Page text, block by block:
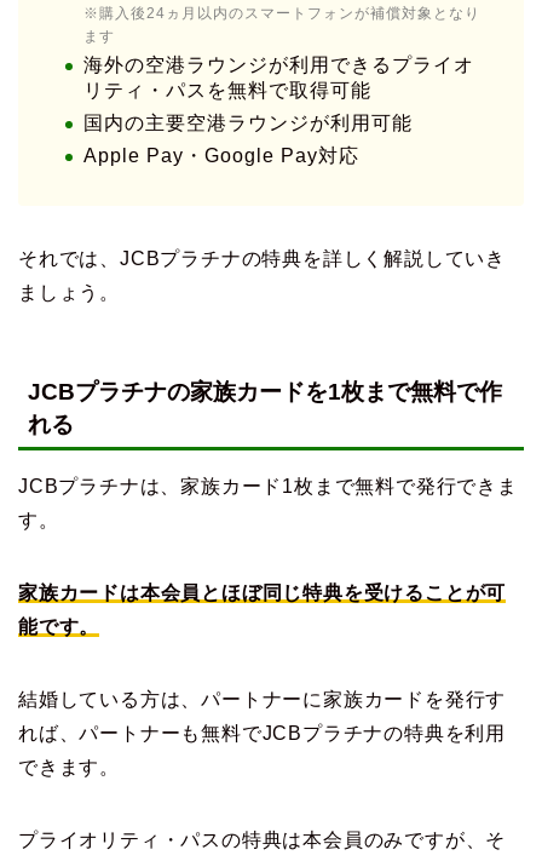
※購入後24ヵ月以内のスマートフォンが補償対象となり
ます
海外の空港ラウンジが利用できるプライオ
リティ・パスを無料で取得可能
国内の主要空港ラウンジが利用可能
Apple Pay・Google Pay対応
それでは、JCBプラチナの特典を詳しく解説していき
ましょう。
JCBプラチナの家族カードを1枚まで無料で作
れる
JCBプラチナは、家族カード1枚まで無料で発行できま
す。
家族カードは本会員とほぼ同じ特典を受けることが可
能です。
結婚している方は、パートナーに家族カードを発行す
れば、パートナーも無料でJCBプラチナの特典を利用
できます。
プライオリティ・パスの特典は本会員のみですが、そ